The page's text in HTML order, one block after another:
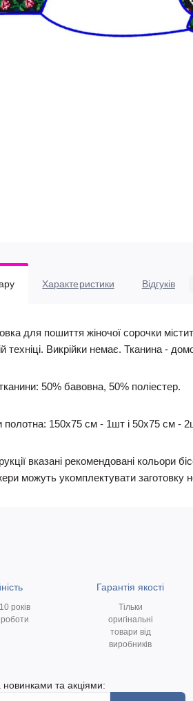
Характеристики Відгуків
для пошиття жіночої сорочки
техніці. Викрійки немає. Тканина -
50% бавовна, 50% поліестер.
полотна: 150х75 см - 1шт і 50х75 см -
вказані рекомендовані кольори
можуть укомплектувати заготовку
років
роботи
Гарантія якості
Тільки
оригінальні
товари від
виробників
новинками та акціями: